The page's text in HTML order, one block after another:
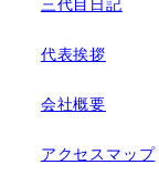
代表挨拶
会社概要
アクセスマップ